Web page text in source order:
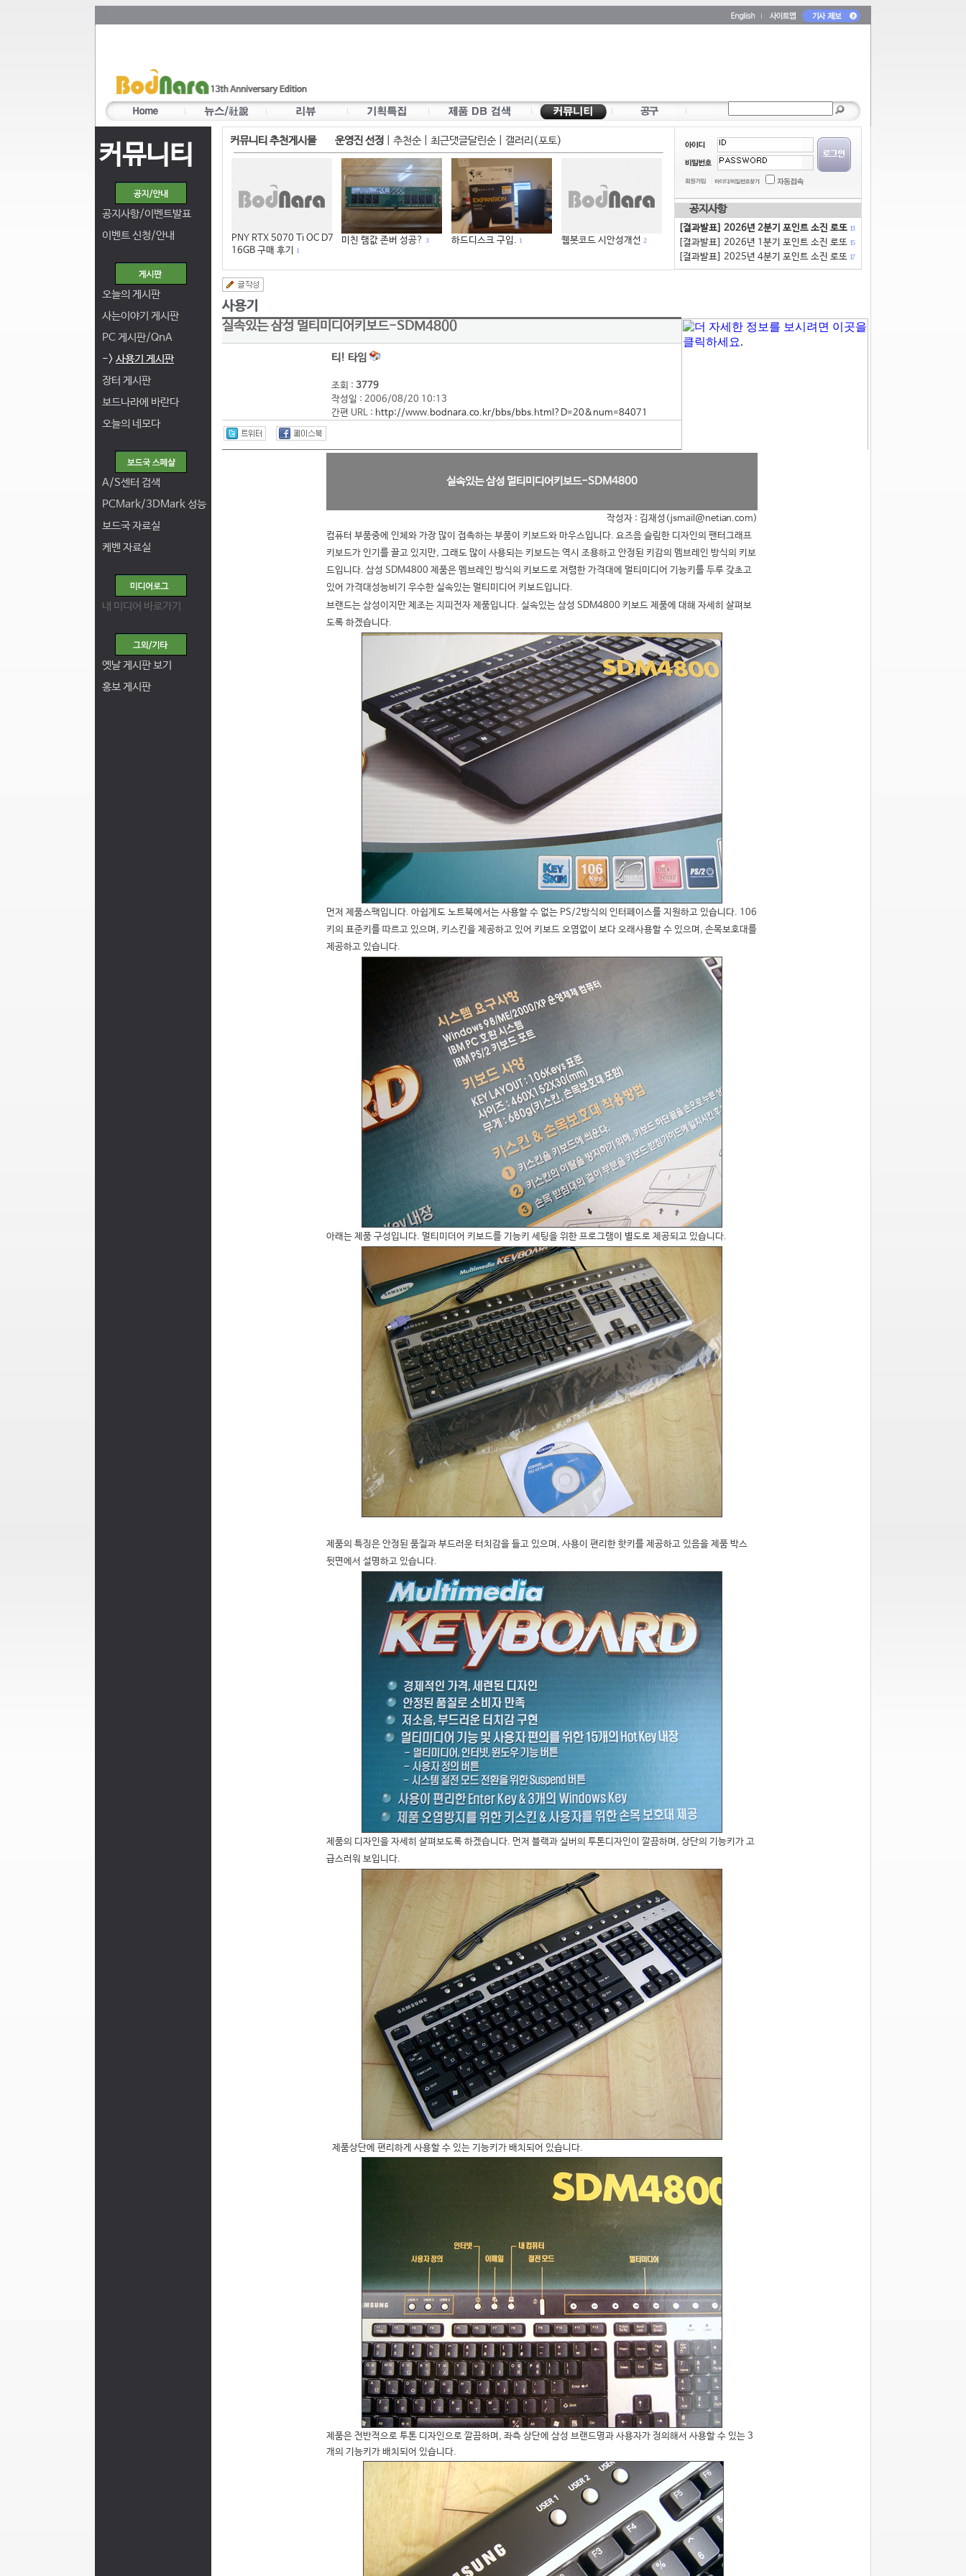
커뮤니티
공지사항/이벤트발표
이벤트 신청/안내
오늘의 게시판
사는이야기 게시판
PC 게시판/QnA
-> 사용기 게시판
장터 게시판
보드나라에 바란다
오늘의 네모다
A/S센터 검색
PCMark/3DMark 성능
보드국 자료실
케벤 자료실
내 미디어 바로가기
옛날 게시판 보기
홍보 게시판
커뮤니티 추천게시물 운영진 선정 추천순| 최근댓글달린순| 갤러리(포토)
PNY RTX 5070 Ti OC D7
16GB 구매 후기
1
미친 램값 존버 성공? 3 하드디스크 구입. 1 웹봇코드 시안성개선 2
공지사항
[결과발표] 2026년 2분기 포인트 소진 로또 13
[결과발표] 2026년 1분기 포인트 소진 로또 15
[결과발표] 2025년 4분기 포인트 소진 로또 17
실속있는 삼성 멀티미디어키보드-SDM4800
티! 타임
조회 : 3779
작성일 : 2006/08/20 10:13
간편 URL : http://www.bodnara.co.kr/bbs/bbs.html?D=20&num=84071
실속있는 삼성 멀티미디어키보드-SDM4800
작성자 : 김재성(jsmail@netian.com)
컴퓨터 부품중에 인체와 가장 많이 접촉하는 부품이 키보드와 마우스입니다. 요즈음 슬림한 디자인의 팬터그래프
키보드가 인기를 끌고 있지만, 그래도 많이 사용되는 키보드는 역시 조용하고 안정된 키감의 멤브레인 방식의 키보
드입니다. 삼성 SDM4800 제품은 멤브레인 방식의 키보드로 저렴한 가격대에 멀티미디어 기능키를 두루 갖초고
있어 가격대성능비기 우수한 실속있는 멀티미디어 키보드입니다.
브랜드는 삼성이지만 제조는 지피전자 제품입니다. 실속있는 삼성 SDM4800 키보드 제품에 대해 자세히 살펴보
도록 하겠습니다.
먼저 제품스팩입니다. 아쉽게도 노트북에서는 사용할 수 없는 PS/2방식의 인터페이스를 지원하고 있습니다. 106
키의 표준키를 따르고 있으며, 키스킨을 제공하고 있어 키보드 오염없이 보다 오래사용할 수 있으며, 손목보호대를
제공하고 있습니다.
아래는 제품 구성입니다. 멀티미더어 키보드를 기능키 세팅을 위한 프로그램이 별도로 제공되고 있습니다.
제품의 특징은 안정된 품질과 부드러운 터치감을 들고 있으며, 사용이 편리한 핫키를 제공하고 있음을 제품 박스
뒷면에서 설명하고 있습니다.
제품의 디자인을 자세히 살펴보도록 하겠습니다. 먼저 블랙과 실버의 투톤디자인이 깔끔하며, 상단의 기능키가 고
급스러워 보입니다.
제품상단에 편리하게 사용할 수 있는 기능키가 배치되어 있습니다.
제품은 전반적으로 투톤 디자인으로 깔끔하며, 좌측 상단에 삼성 브랜드명과 사용자가 정의해서 사용할 수 있는 3
개의 기능키가 배치되어 있습니다.